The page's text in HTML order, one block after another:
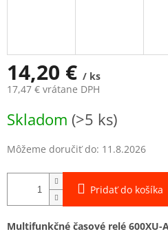
14,20 € / ks
17,47 € vrátane DPH
cena:
Skladom (>5 ks)
Môžeme doručiť do: 11.8.2026
Pridať do košíka
Multifunkčné časové relé 600XU-